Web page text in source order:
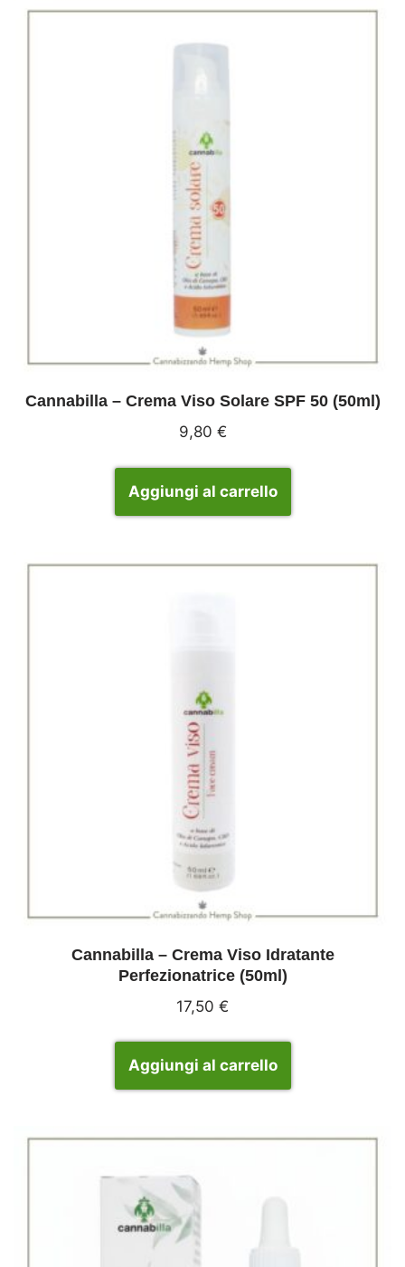
Cannabilla – Crema Viso Solare SPF 50 (50ml)
9,80 €
Aggiungi al carrello
Cannabilla – Crema Viso Idratante
Perfezionatrice (50ml)
17,50 €
Aggiungi al carrello